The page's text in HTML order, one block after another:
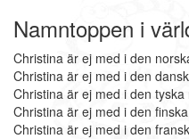
Namntoppen i
Christina är ej med i den
Christina är ej med i den
Christina är ej med i den tyska
Christina är ej med i den
Christina är ej med i den